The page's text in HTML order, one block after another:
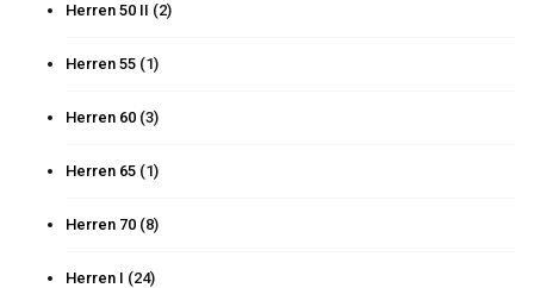
Herren 50 II (2)
Herren 55 (1)
Herren 60 (3)
Herren 65 (1)
Herren 70 (8)
Herren I (24)